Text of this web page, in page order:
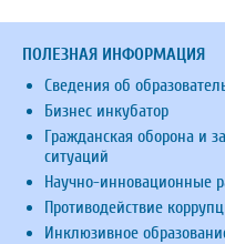
ПОЛЕЗНАЯ ИНФОРМАЦИЯ
Сведения об
Бизнес инкубатор
Гражданская оборона и
ситуаций
Научно-инновационные
Противодействие
Инклюзивное